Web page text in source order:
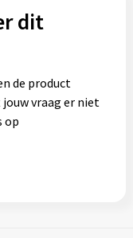
dit
de product
vraag er niet
op